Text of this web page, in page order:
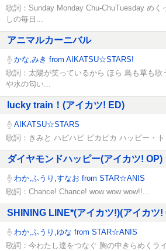
歌詞：Sunday Monday Chu-ChuTuesday めく
しの毎日...
アニマルカーニバル
かな,みき from AIKATSU☆STARS!
歌詞：太陽が笑っているから ほら 鳥も草も歌
や水の匂い...
lucky train！(アイカツ! ED)
AIKATSU☆STARS
歌詞：きみと ハピハピ ピカピカ ハッピー・ト
ダイヤモンドハッピー(アイカツ! OP)
わか,ふうり,すなお from STAR☆ANIS
歌詞：Chance! Chance! wow wow wow!!...
SHINING LINE*(アイカツ!)(アイカツ!
わか,ふうり,ゆな from STAR☆ANIS
歌詞：今わたし達をつなぐ 胸の中きらめくラ